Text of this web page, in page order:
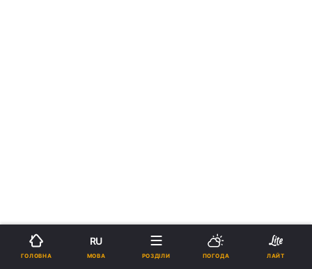
ГОЛОВНА
RU
МОВА РОЗДІЛИ ПОГОДА ЛАЙТ